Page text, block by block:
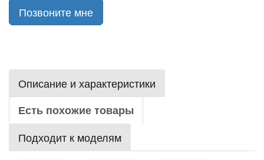
Позвоните мне
Описание и характеристики
Есть похожие товары
Подходит к моделям